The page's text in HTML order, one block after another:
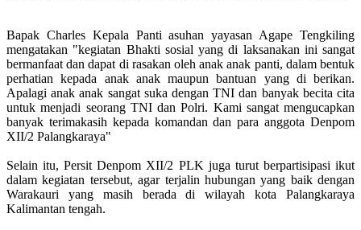
Bapak Charles Kepala Panti asuhan yayasan Agape Tengkiling
mengatakan "kegiatan Bhakti sosial yang di laksanakan ini sangat
bermanfaat dan dapat di rasakan oleh anak anak panti, dalam bentuk
perhatian kepada anak anak maupun bantuan yang di berikan.
Apalagi anak anak sangat suka dengan TNI dan banyak becita cita
untuk menjadi seorang TNI dan Polri. Kami sangat mengucapkan
banyak terimakasih kepada komandan dan para anggota Denpom
XII/2 Palangkaraya"
Selain itu, Persit Denpom XII/2 PLK juga turut berpartisipasi ikut
dalam kegiatan tersebut, agar terjalin hubungan yang baik dengan
Warakauri yang masih berada di wilayah kota Palangkaraya
Kalimantan tengah.